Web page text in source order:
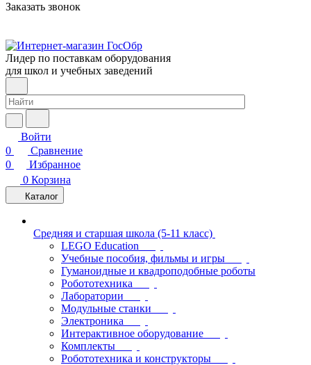
Заказать звонок
Лидер по поставкам оборудования
для школ и учебных заведений
Войти
0
Сравнение
0
Избранное
0 Корзина
Каталог
Средняя и старшая школа (5-11 класс)
LEGO Education
Учебные пособия, фильмы и игры
Гуманоидные и квадроподобные роботы
Робототехника
Лаборатории
Модульные станки
Электроника
Интерактивное оборудование
Комплекты
Робототехника и конструкторы